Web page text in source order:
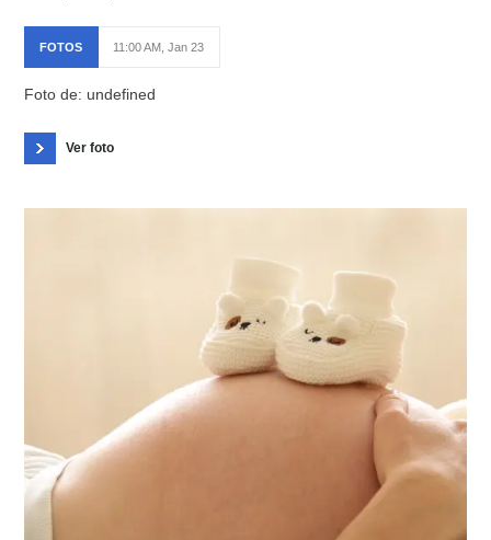
FOTOS 11:00 AM, Jan 23
Foto de: undefined
Ver foto